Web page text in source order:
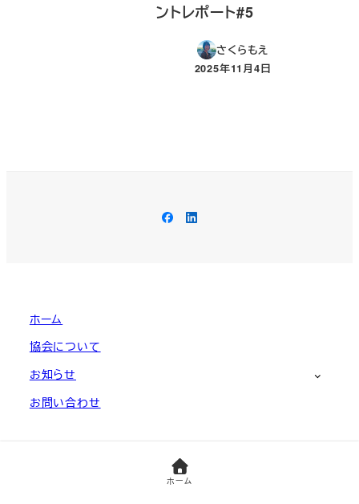
ントレポート#5
さくらもえ
投稿日
2025年11月4日
Facebook
LinkedIn
ホーム
協会について
お知らせ
お問い合わせ
(C)Non-programmers Association, Japan
ホーム